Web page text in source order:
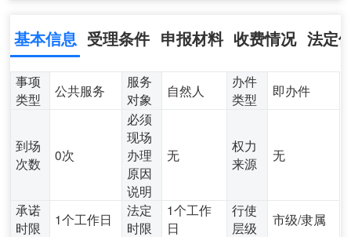
基本信息 受理条件 申报材料 收费情况 法定
事项
类型
公共服务
服务
对象
自然人
办件
类型
即办件
到场
次数
0次
必须
现场
办理
原因
说明
无
权力
来源
无
承诺
时限
1个工作日
法定
时限
1个工作
日
行使
层级
市级/隶属